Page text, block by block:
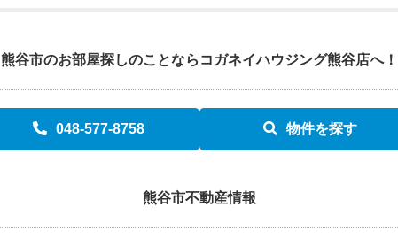
熊谷市のお部屋探しのことなら コガネイハウジング熊谷店へ！
048-577-8758 物件を探す
熊谷市不動産情報